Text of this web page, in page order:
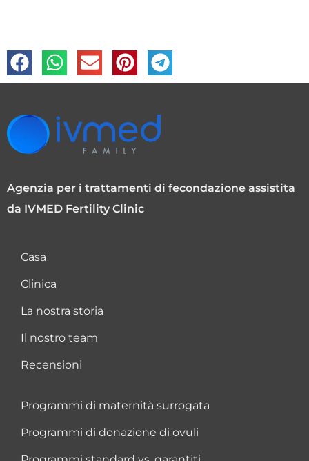
Agenzia per i trattamenti di fecondazione assistita
da IVMED Fertility Clinic
Casa
Clinica
La nostra storia
Il nostro team
Recensioni
Programmi di maternità surrogata
Programmi di donazione di ovuli